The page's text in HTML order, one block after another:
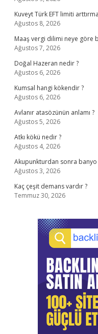
Kuveyt Türk EFT limiti
Ağustos 8, 2026
Maaş vergi dilimi neye göre
Ağustos 7, 2026
Doğal Hazeran nedir ?
Ağustos 6, 2026
Kumsal hangi kökendir ?
Ağustos 6, 2026
Avlanır atasözünün anlamı ?
Ağustos 5, 2026
Atkı kökü nedir ?
Ağustos 4, 2026
Akupunkturdan sonra banyo
Ağustos 3, 2026
Kaç çeşit demans vardır ?
Temmuz 30, 2026